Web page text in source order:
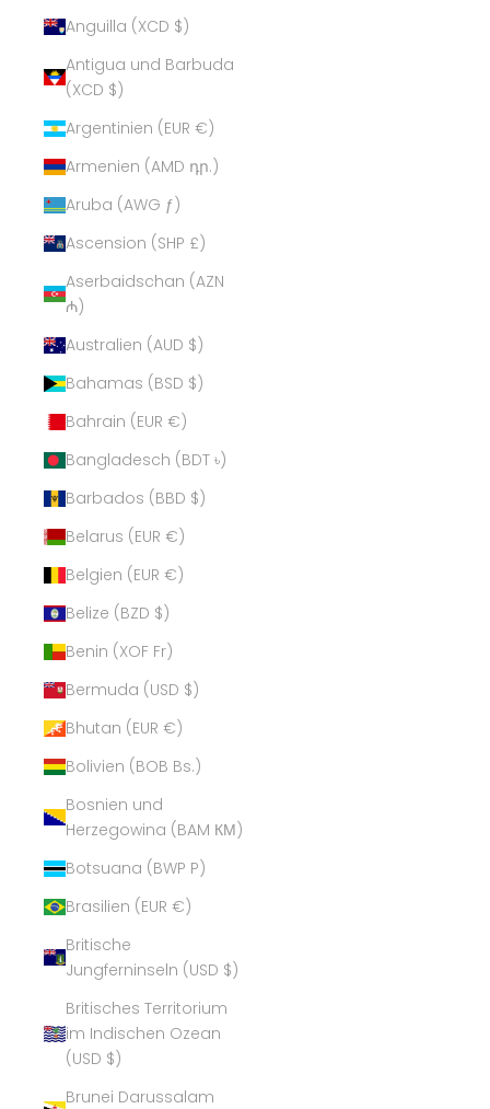
Anguilla (XCD $)
Antigua und Barbuda
(XCD $)
Argentinien (EUR €)
Armenien (AMD դր.)
Aruba (AWG ƒ)
Ascension (SHP £)
Aserbaidschan (AZN
₼)
Australien (AUD $)
Bahamas (BSD $)
Bahrain (EUR €)
Bangladesch (BDT ৳)
Barbados (BBD $)
Belarus (EUR €)
Belgien (EUR €)
Belize (BZD $)
Benin (XOF Fr)
Bermuda (USD $)
Bhutan (EUR €)
Bolivien (BOB Bs.)
Bosnien und
Herzegowina (BAM КМ)
Botsuana (BWP P)
Brasilien (EUR €)
Britische
Jungferninseln (USD $)
Britisches Territorium
im Indischen Ozean
(USD $)
Brunei Darussalam